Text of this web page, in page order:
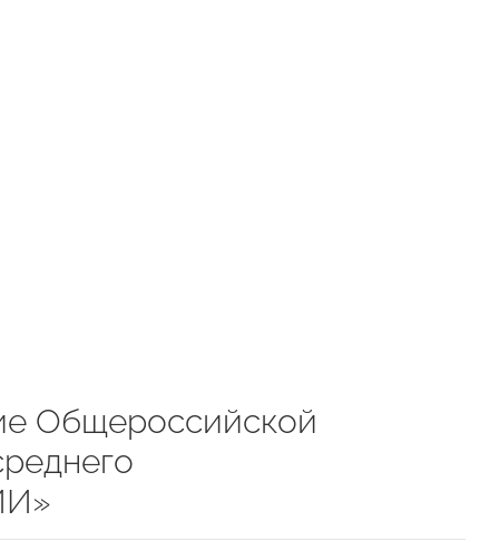
Общероссийской